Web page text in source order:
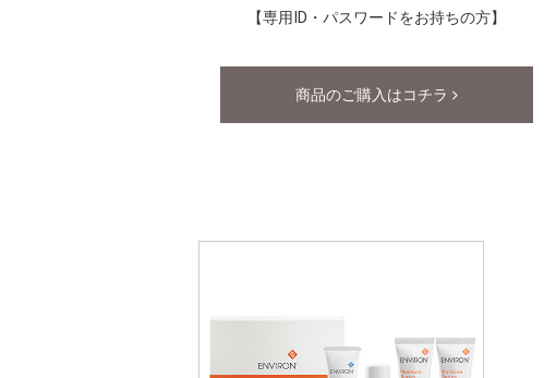
【専用ID・パスワードをお持ちの方】
商品のご購入はコチラ